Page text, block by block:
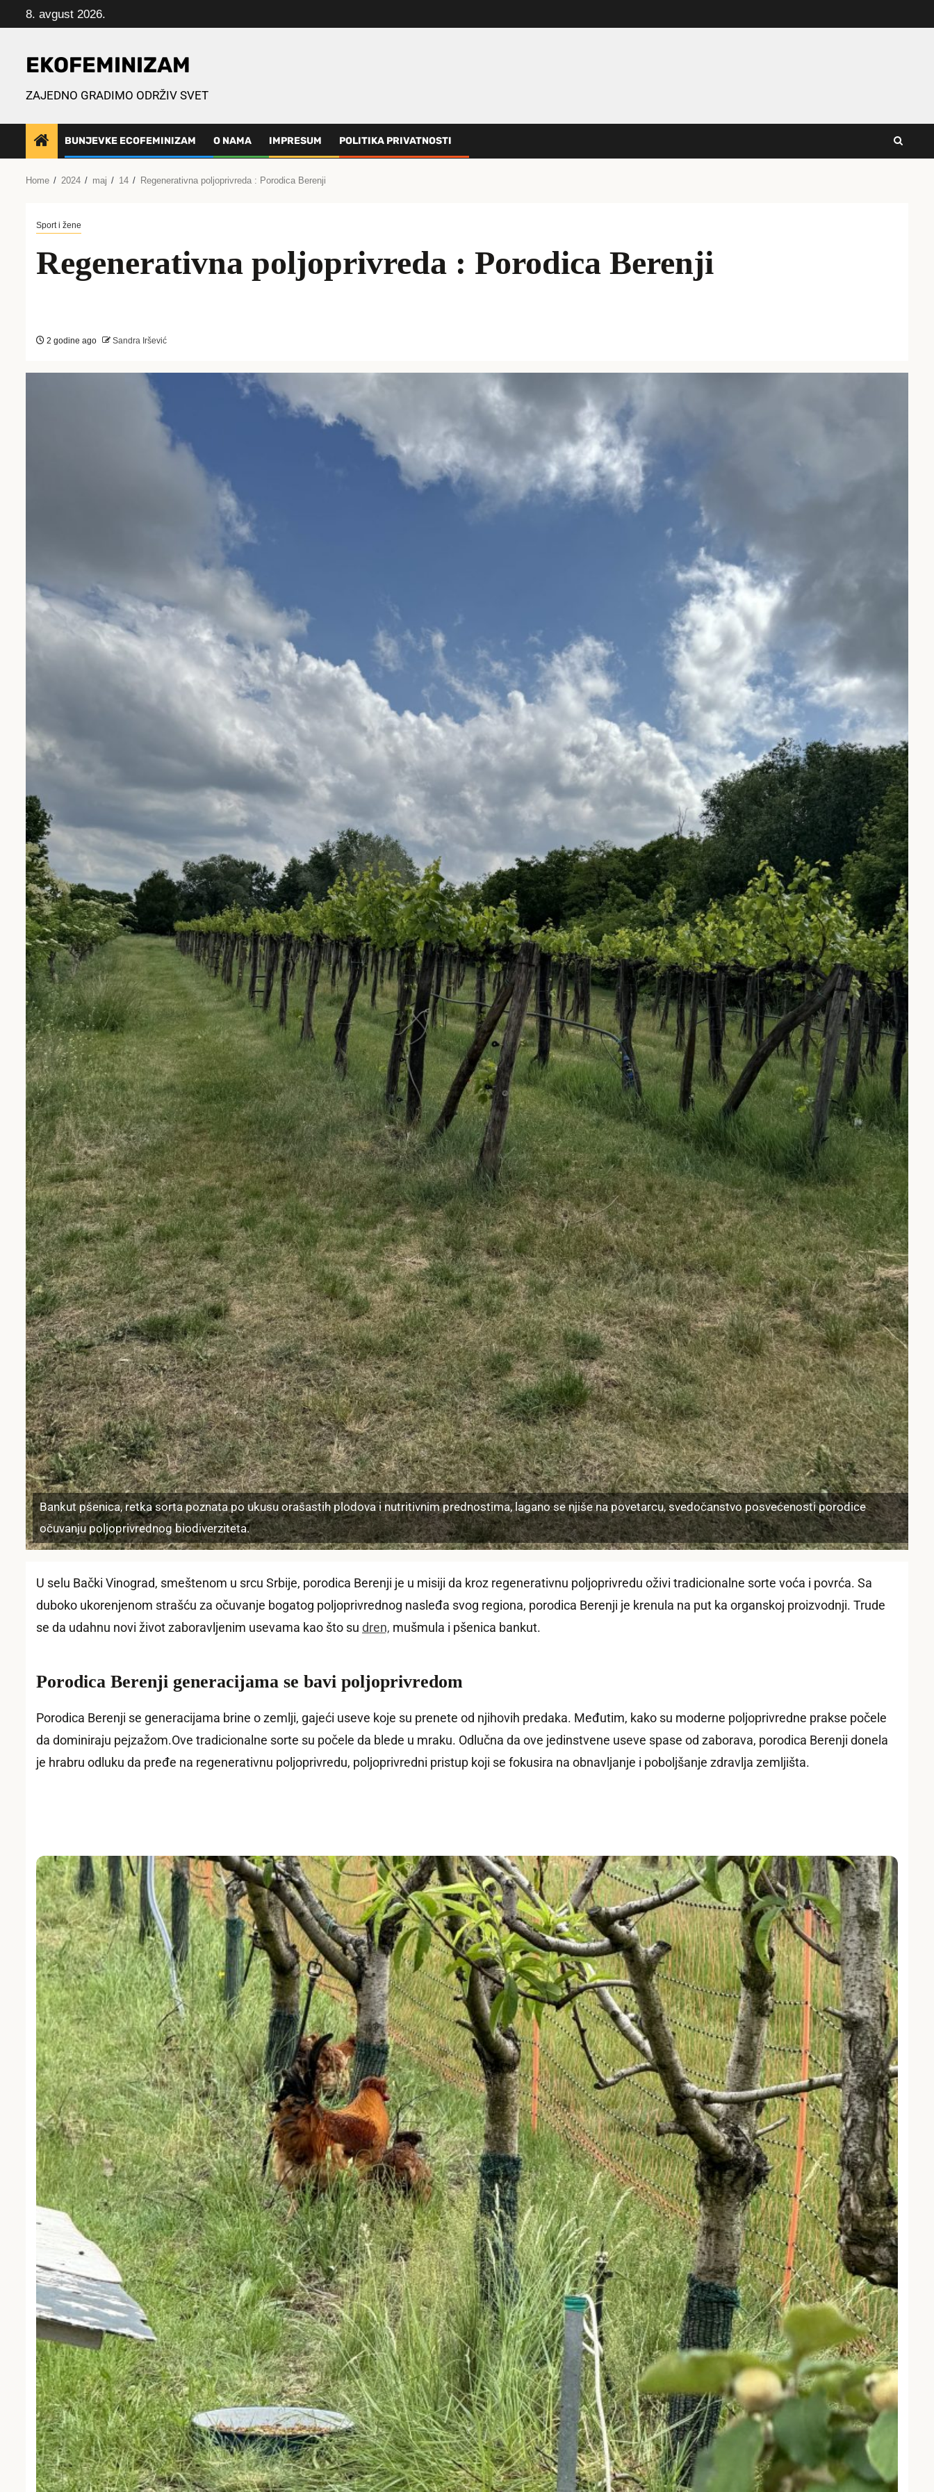
to
8. avgust 2026.
EKOFEMINIZAM
ZAJEDNO GRADIMO ODRŽIV SVET
BUNJEVKE ECOFEMINIZAM O NAMA IMPRESUM POLITIKA PRIVATNOSTI
Home 2024 maj 14 Regenerativna poljoprivreda : Porodica Berenji
Sport i žene
Regenerativna poljoprivreda : Porodica Berenji
2 godine ago Sandra Iršević
Bankut pšenica, retka sorta poznata po ukusu orašastih plodova i nutritivnim prednostima, lagano se njiše na povetarcu, svedočanstvo posvećenosti porodice
očuvanju poljoprivrednog biodiverziteta.
U selu Bački Vinograd, smeštenom u srcu Srbije, porodica Berenji je u misiji da kroz regenerativnu poljoprivredu oživi tradicionalne sorte voća i povrća. Sa
duboko ukorenjenom strašću za očuvanje bogatog poljoprivrednog nasleđa svog regiona, porodica Berenji je krenula na put ka organskoj proizvodnji. Trude
se da udahnu novi život zaboravljenim usevama kao što su dren, mušmula i pšenica bankut.
Porodica Berenji generacijama se bavi poljoprivredom
Porodica Berenji se generacijama brine o zemlji, gajeći useve koje su prenete od njihovih predaka. Međutim, kako su moderne poljoprivredne prakse počele
da dominiraju pejzažom.Ove tradicionalne sorte su počele da blede u mraku. Odlučna da ove jedinstvene useve spase od zaborava, porodica Berenji donela
je hrabru odluku da pređe na regenerativnu poljoprivredu, poljoprivredni pristup koji se fokusira na obnavljanje i poboljšanje zdravlja zemljišta.